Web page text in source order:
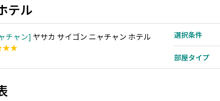
テル
チャン ヤサカ サイゴン ニャチャン ホテル
選択条件
部屋タイプ